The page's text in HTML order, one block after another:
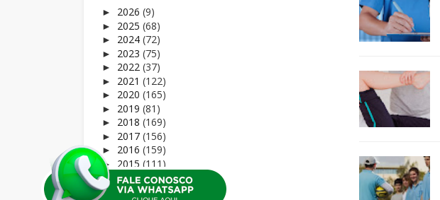
► 2026 (9)
► 2025 (68)
► 2024 (72)
► 2023 (75)
► 2022 (37)
► 2021 (122)
► 2020 (165)
► 2019 (81)
► 2018 (169)
► 2017 (156)
► 2016 (159)
► 2015 (111)
► 2014 (169)
►2013(27)